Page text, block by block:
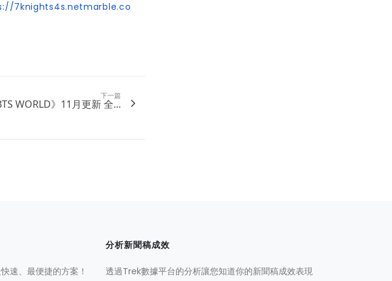
7knights4s.netmarble.co
下一篇
WORLD》11月更新 全...
速、最便捷的方案！
分析新聞稿成效
透過Trek數據平台的分析讓您知道你的新聞稿成效表現